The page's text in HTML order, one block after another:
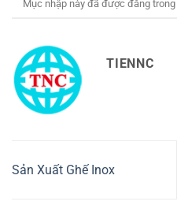
Mục nhập này đã được đăng trong
TIENNC
Sản Xuất Ghế Inox